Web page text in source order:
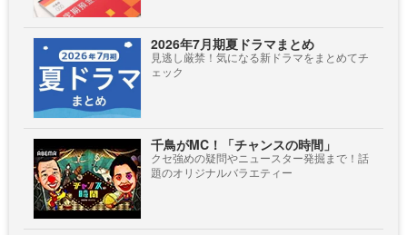
2026年7月期夏ドラマまとめ
見逃し厳禁！気になる新ドラマをまとめてチ
ェック
千鳥がMC！「チャンスの時間」
クセ強めの疑問やニュースター発掘まで！話
題のオリジナルバラエティー